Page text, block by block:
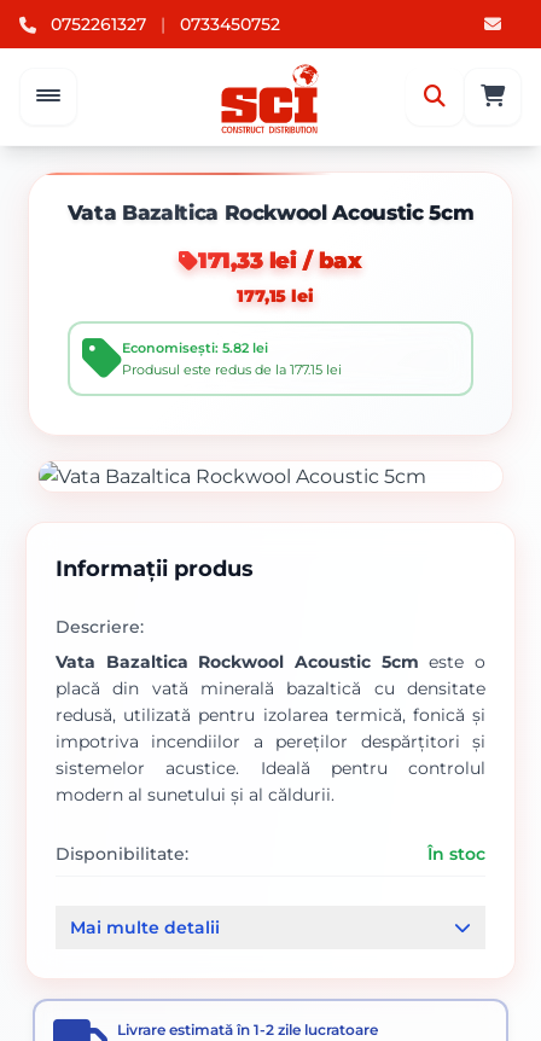
0752261327 | 0733450752
Vata Bazaltica Rockwool Acoustic 5cm
171,33 lei / bax
177,15 lei
Economisești: 5.82 lei
Produsul este redus de la 177.15 lei
Informații produs
Descriere:
Vata Bazaltica Rockwool Acoustic 5cm este o
placă din vată minerală bazaltică cu densitate
redusă, utilizată pentru izolarea termică, fonică și
impotriva incendiilor a pereților despărțitori și
sistemelor acustice. Ideală pentru controlul
modern al sunetului și al căldurii.
Disponibilitate: În stoc
Mai multe detalii
Livrare estimată în 1-2 zile lucratoare